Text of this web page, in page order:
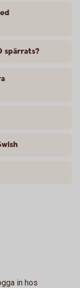
spärrats?
in hos